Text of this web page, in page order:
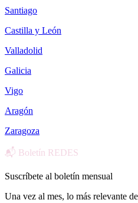
Santiago
Castilla y León
Valladolid
Galicia
Vigo
Aragón
Zaragoza
📬 Boletín REDES
Suscríbete al boletín mensual
Una vez al mes, lo más relevante